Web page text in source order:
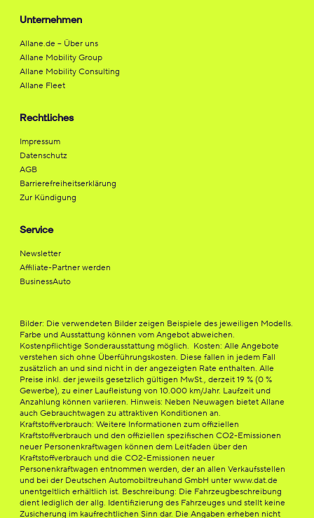
Unternehmen
Allane.de – Über uns
Allane Mobility Group
Allane Mobility Consulting
Allane Fleet
Rechtliches
Impressum
Datenschutz
AGB
Barrierefreiheitserklärung
Zur Kündigung
Service
Newsletter
Affiliate-Partner werden
BusinessAuto
Bilder: Die verwendeten Bilder zeigen Beispiele des jeweiligen Modells.
Farbe und Ausstattung können vom Angebot abweichen.
Kostenpflichtige Sonderausstattung möglich. Kosten: Alle Angebote
verstehen sich ohne Überführungskosten. Diese fallen in jedem Fall
zusätzlich an und sind nicht in der angezeigten Rate enthalten. Alle
Preise inkl. der jeweils gesetzlich gültigen MwSt., derzeit 19 % (0 %
Gewerbe), zu einer Laufleistung von 10.000 km/Jahr. Laufzeit und
Anzahlung können variieren. Hinweis: Neben Neuwagen bietet Allane
auch Gebrauchtwagen zu attraktiven Konditionen an.
Kraftstoffverbrauch: Weitere Informationen zum offiziellen
Kraftstoffverbrauch und den offiziellen spezifischen CO2-Emissionen
neuer Personenkraftwagen können dem Leitfaden über den
Kraftstoffverbrauch und die CO2-Emissionen neuer
Personenkraftwagen entnommen werden, der an allen Verkaufsstellen
und bei der Deutschen Automobiltreuhand GmbH unter www.dat.de
unentgeltlich erhältlich ist. Beschreibung: Die Fahrzeugbeschreibung
dient lediglich der allg. Identifizierung des Fahrzeuges und stellt keine
Zusicherung im kaufrechtlichen Sinn dar. Die Angaben erheben nicht